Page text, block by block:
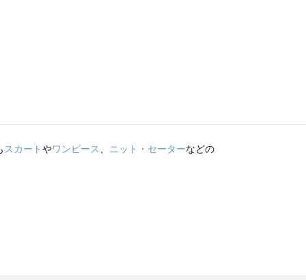
スカートやワンピース ニット・セーターなどの